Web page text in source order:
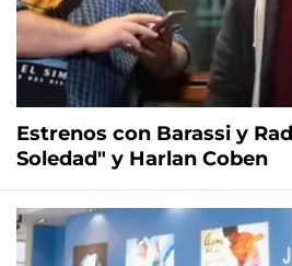
Estrenos con Barassi y
Soledad" y Harlan Coben